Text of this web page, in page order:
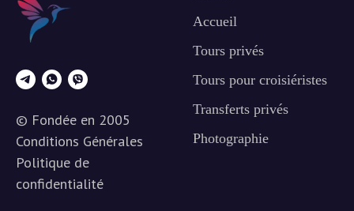
© Fondée en 2005
Conditions Générales
Politique de
confidentialité
Accueil
Tours privés
Tours pour croisiéristes
Transferts privés
Photographie